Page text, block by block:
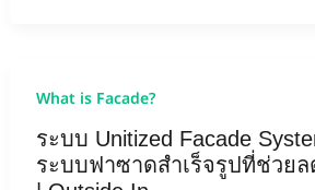
What is Facade?
ระบบ Unitized Facade
ระบบฟาซาดสำเร็จรูปที่ช่วยล